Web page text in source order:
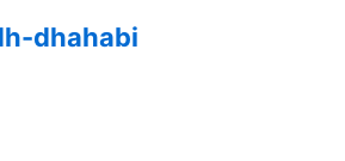
dhahabi